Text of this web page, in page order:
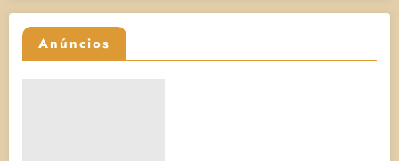
Anúncios